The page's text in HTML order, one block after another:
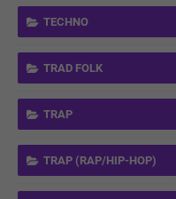
TECHNO
TRAD FOLK
TRAP
TRAP (RAP/HIP-HOP)